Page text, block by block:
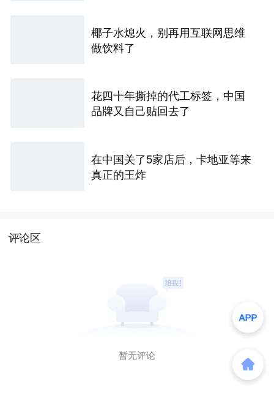
椰子水熄火，别再用互联网思维
做饮料了
花四十年撕掉的代工标签，中国
品牌又自己贴回去了
在中国关了5家店后，卡地亚等来
真正的王炸
评论区
暂无评论